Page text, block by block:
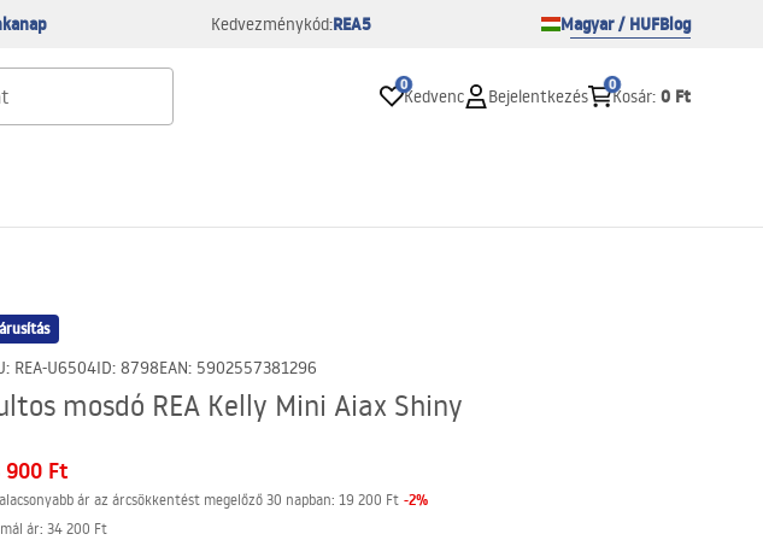
Kedvezménykód:REA5 Magyar / HUFBlog
0
Kedvenc Bejelentkezés
0
Kosár: 0 Ft
: REA-U6504ID: 8798EAN: 5902557381296
mosdó REA Kelly Mini Aiax Shiny
900 Ft
ár az árcsökkentést megelőző 30 napban: 19 200 Ft -2%
ár: 34 200 Ft